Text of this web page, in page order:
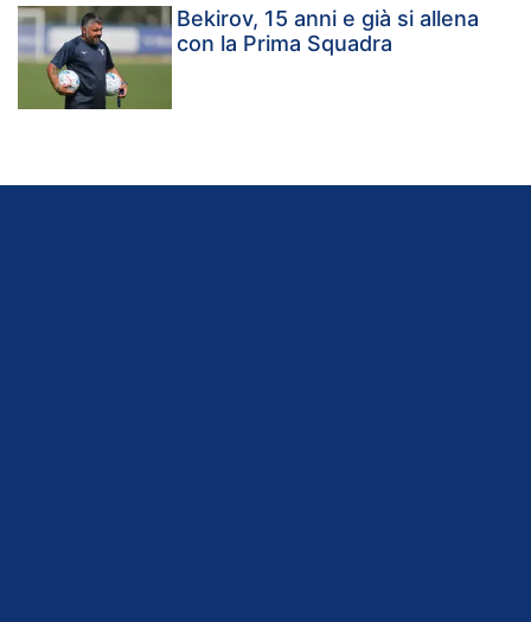
Bekirov, 15 anni e già si allena
con la Prima Squadra